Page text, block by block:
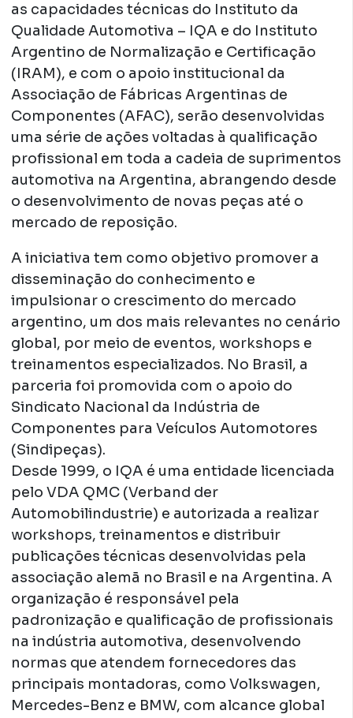
as capacidades técnicas do Instituto da
Qualidade Automotiva – IQA e do Instituto
Argentino de Normalização e Certificação
(IRAM), e com o apoio institucional da
Associação de Fábricas Argentinas de
Componentes (AFAC), serão desenvolvidas
uma série de ações voltadas à qualificação
profissional em toda a cadeia de suprimentos
automotiva na Argentina, abrangendo desde
o desenvolvimento de novas peças até o
mercado de reposição.
A iniciativa tem como objetivo promover a
disseminação do conhecimento e
impulsionar o crescimento do mercado
argentino, um dos mais relevantes no cenário
global, por meio de eventos, workshops e
treinamentos especializados. No Brasil, a
parceria foi promovida com o apoio do
Sindicato Nacional da Indústria de
Componentes para Veículos Automotores
(Sindipeças).
Desde 1999, o IQA é uma entidade licenciada
pelo VDA QMC (Verband der
Automobilindustrie) e autorizada a realizar
workshops, treinamentos e distribuir
publicações técnicas desenvolvidas pela
associação alemã no Brasil e na Argentina. A
organização é responsável pela
padronização e qualificação de profissionais
na indústria automotiva, desenvolvendo
normas que atendem fornecedores das
principais montadoras, como Volkswagen,
Mercedes-Benz e BMW, com alcance global